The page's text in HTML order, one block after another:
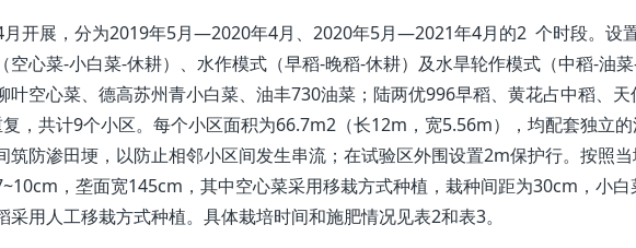
开展，分为2019年5月—2020年4月、2020年5月—2021年4月的2 个时段。设
空心菜-小白菜-休耕）、水作模式（早稻-晚稻-休耕）及水旱轮作模式（中稻-油
叶空心菜、德高苏州青小白菜、油丰730油菜；陆两优996早稻、黄花占中稻、天
，共计9个小区。每个小区面积为66.7m2（长12m，宽5.56m），均配套独立
筑防渗田埂，以防止相邻小区间发生串流；在试验区外围设置2m保护行。按照
，垄面宽145cm，其中空心菜采用移栽方式种植，栽种间距为30cm，小白
用人工移栽方式种植。具体栽培时间和施肥情况见表2和表3。